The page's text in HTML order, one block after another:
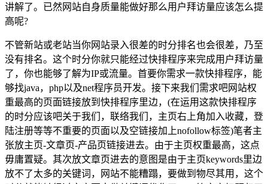
讲解了。已然网站自身质量能做好那么用户拜访量应该怎么提
高呢?
不管新站或老站当你网站录入很差的时分排名也会很差，乃至
没有排名。这个时分你就只能经过快排程序来完成用户拜访量
了，你也能够了解为IP或流量。首要你需求一款快排程序，能
够找java，php以及net程序员开发。接下来我们需求吧网站权
重最高的页面链接放到快排程序里边，(在运用这款快排程序
的时分应该吧关于我们，联络我们，主页右上角加入收藏，登
陆注册等等不重要的页面以及空链接加上nofollow标签)笔者主
张放主页-文章页-产品页链接进去。由于主页权重最高，这点
毋庸置疑。其次放文章页进去的意图是由于主页keywords里边
放不了太多的关键词，网站不能糟蹋，要做到物尽其用，这个